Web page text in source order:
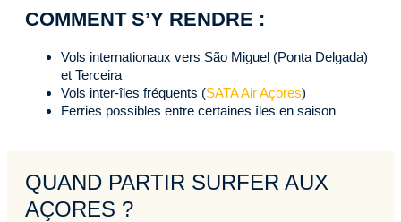
COMMENT S’Y RENDRE :
Vols internationaux vers São Miguel (Ponta Delgada)
et Terceira
Vols inter-îles fréquents (SATA Air Açores)
Ferries possibles entre certaines îles en saison
QUAND PARTIR SURFER AUX
AÇORES ?